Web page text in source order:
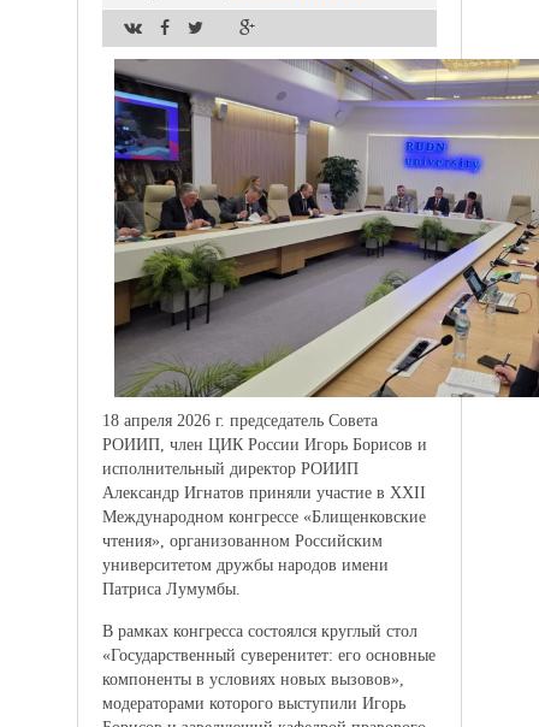
18 апреля 2026 г. председатель Совета
РОИИП, член ЦИК России Игорь Борисов и
исполнительный директор РОИИП
Александр Игнатов приняли участие в XXII
Международном конгрессе «Блищенковские
чтения», организованном Российским
университетом дружбы народов имени
Патриса Лумумбы.
В рамках конгресса состоялся круглый стол
«Государственный суверенитет: его основные
компоненты в условиях новых вызовов»,
модераторами которого выступили Игорь